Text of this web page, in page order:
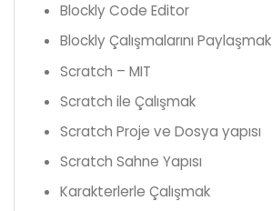
Blockly Code Editor
Blockly Çalışmalarını Paylaşmak
Scratch – MIT
Scratch ile Çalışmak
Scratch Proje ve Dosya yapısı
Scratch Sahne Yapısı
Karakterlerle Çalışmak